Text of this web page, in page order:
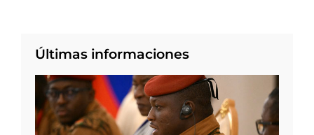
Últimas informaciones